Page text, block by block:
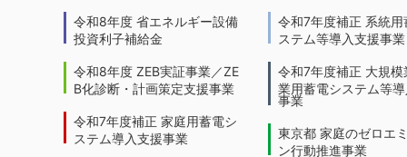
令和8年度 省エネルギー設備
投資利子補給金
令和8年度 ZEB実証事業／ZE
B化診断・計画策定支援事業
令和7年度補正 家庭用蓄電シ
ステム導入支援事業
令和7年度補正 系統用
ステム等導入支援事業
令和7年度補正 大規模
業用蓄電システム等
事業
東京都 家庭のゼロエ
ン行動推進事業